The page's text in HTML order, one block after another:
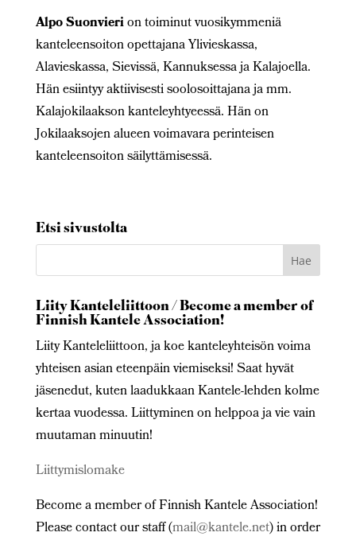
Alpo Suonvierion toiminut vuosikymmeniä
kanteleensoiton opettajana Ylivieskassa,
Alavieskassa, Sievissä, Kannuksessa ja Kalajoella.
Hän esiintyy aktiivisesti soolosoittajana ja mm.
Kalajokilaakson kanteleyhtyeessä. Hän on
Jokilaaksojen alueen voimavara perinteisen
kanteleensoiton säilyttämisessä.
Etsi sivustolta
Liity Kanteleliittoon / Become a member of
Finnish Kantele Association!
Liity Kanteleliittoon, ja koe kanteleyhteisön voima
yhteisen asian eteenpäin viemiseksi! Saat hyvät
jäsenedut, kuten laadukkaan Kantele-lehden kolme
kertaa vuodessa. Liittyminen on helppoa ja vie vain
muutaman minuutin!
Liittymislomake
Become a member of Finnish Kantele Association!
Please contact our staff (mail@kantele.net) in order